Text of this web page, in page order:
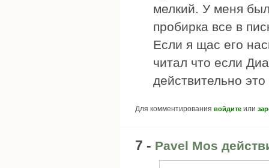
мелкий. У меня
пробирка все в
Если я щас его
читал что если
действительно это
Для комментирования войдите или
7 - Pavel Mos